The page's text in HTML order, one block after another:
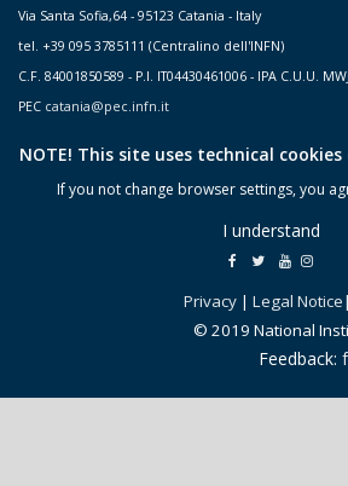
Via Santa Sofia,64 - 95123 Catania - Italy
tel. +39 095 3785111 (Centralino dell'INFN)
C.F. 84001850589 - P.I. IT04430461006 - IPA C.U.U.
PEC catania@pec.infn.it
NOTE! This site uses technical
If you not change browser settings, you
I understand
Privacy | Legal Notice|
© 2019 National
Feedback: